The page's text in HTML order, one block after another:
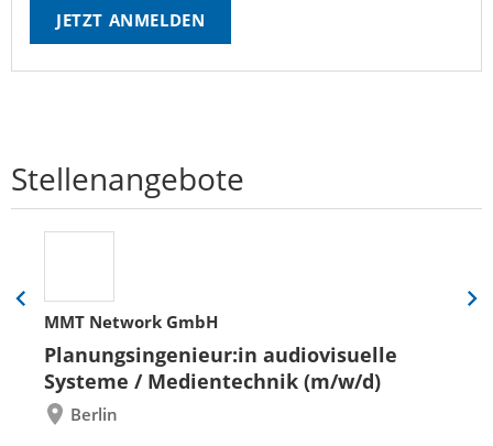
JETZT ANMELDEN
Stellenangebote
MMT Network GmbH
Planungsingenieur:in audiovisuelle
Systeme / Medientechnik (m/w/d)
Berlin
Eine
Folie
zurück
Eine